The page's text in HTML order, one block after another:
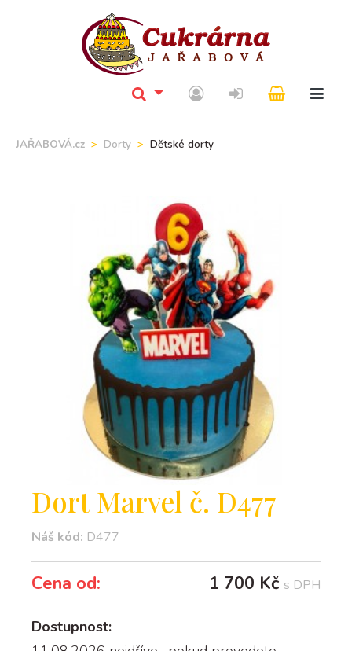
JAŘABOVÁ.cz Dorty Dětské dorty
Dort Marvel č. D477
Náš kód: D477
Cena od: 1 700 Kč s DPH
Dostupnost: